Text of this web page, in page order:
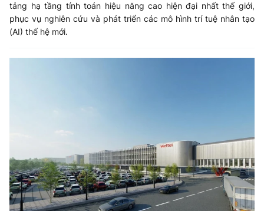
tảng hạ tầng tính toán hiệu năng cao hiện đại nhất thế giới,
phục vụ nghiên cứu và phát triển các mô hình trí tuệ nhân tạo
(AI) thế hệ mới.